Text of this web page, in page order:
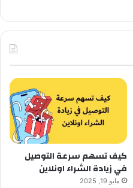
كيف تسهم سرعة التوصيل
في زيادة الشراء اونلاين
مايو 19, 2025